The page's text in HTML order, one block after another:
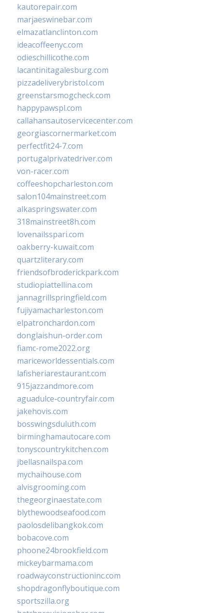
kautorepair.com
marjaeswinebar.com
elmazatlanclinton.com
ideacoffeenyc.com
odieschillicothe.com
lacantinitagalesburg.com
pizzadeliverybristol.com
greenstarsmogcheck.com
happypawspl.com
callahansautoservicecenter.com
georgiascornermarket.com
perfectfit24-7.com
portugalprivatedriver.com
von-racer.com
coffeeshopcharleston.com
salon104mainstreet.com
alkaspringswater.com
318mainstreet8h.com
lovenailsspari.com
oakberry-kuwait.com
quartzliterary.com
friendsofbroderickpark.com
studiopiattellina.com
jannagrillspringfield.com
fujiyamacharleston.com
elpatronchardon.com
donglaishun-order.com
fiamc-rome2022.org
mariceworldessentials.com
lafisheriarestaurant.com
915jazzandmore.com
aguadulce-countryfair.com
jakehovis.com
bosswingsduluth.com
birminghamautocare.com
tonyscountrykitchen.com
jbellasnailspa.com
mychaihouse.com
alvisgrooming.com
thegeorginaestate.com
blythewoodseafood.com
paolosdelibangkok.com
bobacove.com
phoone24brookfield.com
mickeybarmama.com
roadwayconstructioninc.com
shopdragonflyboutique.com
sportszilla.org